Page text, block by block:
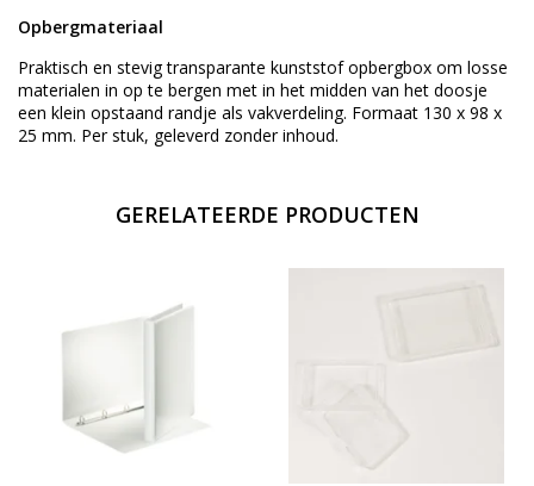
Opbergmateriaal
Praktisch en stevig transparante kunststof opbergbox om losse
materialen in op te bergen met in het midden van het doosje
een klein opstaand randje als vakverdeling. Formaat 130 x 98 x
25 mm. Per stuk, geleverd zonder inhoud.
GERELATEERDE PRODUCTEN